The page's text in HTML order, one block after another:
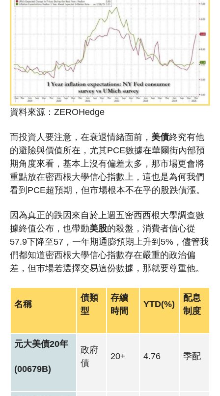
資料來源： ZEROHedge
而投資人要注意，在衰退情緒面前， 美債終究有他
的避險與價值所在，尤其PCE數據在華爾街內部預
期角度來看，基本上沒有偏差太多，那市場更會將
重點放在密西根大學信心指數上，這也是為何我們
看到PCE超預期，但市場根本不在乎的股跌債漲。
因為真正的跌因來自於上週五密西西根大學調查數
據終值公布，也帶動美股的殺盤，消費者信心從
57.9下降至57，一年期通膨預期上升到5%，儘管我
們都知道密西根大學信心指數存在嚴重的政治偏
差，但市場若選擇交易這份數據，那就要尊重他。
名稱
債類
型
存續
時間
YTD(%)
配息
制度
元大美債20年
(00679B)
政府
債
20+ 4.76 季配